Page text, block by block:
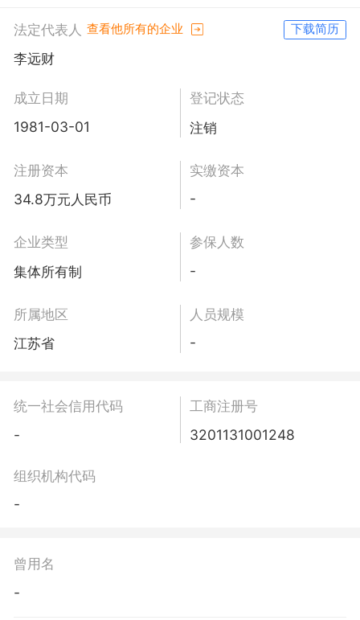
法定代表人 查看他所有的企业 下载简历
李远财
成立日期
1981-03-01
登记状态
注销
注册资本
34.8万元人民币
实缴资本
-
企业类型
集体所有制
参保人数
-
所属地区
江苏省
人员规模
-
统一社会信用代码
-
工商注册号
3201131001248
组织机构代码
-
曾用名
-